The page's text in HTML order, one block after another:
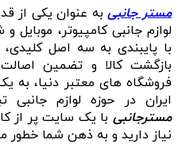
مستر جانبیبه عنوان یکی از
لوازم جانبی کامپیوتر،
بازگشت کالا و تضمین
فروشگاه‌ های معتبر دنیا، به
ایران در حوزه لوازم
مسترجانبی با یک سایت پر از
نیاز دارید و به ذهن شما خطور